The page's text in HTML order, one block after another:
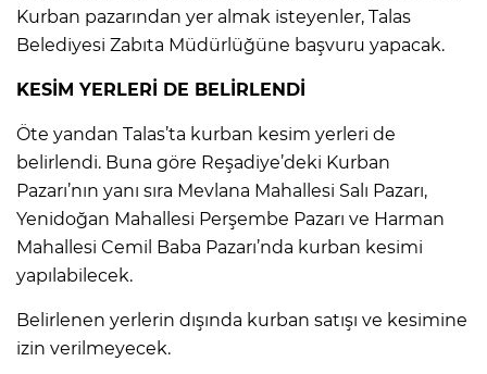
Kurban pazarından yer almak isteyenler, Talas
Belediyesi Zabıta Müdürlüğüne başvuru yapacak.
KESİM YERLERİ DE BELİRLENDİ
Öte yandan Talas’ta kurban kesim yerleri de
belirlendi. Buna göre Reşadiye’deki Kurban
Pazarı’nın yanı sıra Mevlana Mahallesi Salı Pazarı,
Yenidoğan Mahallesi Perşembe Pazarı ve Harman
Mahallesi Cemil Baba Pazarı’nda kurban kesimi
yapılabilecek.
Belirlenen yerlerin dışında kurban satışı ve kesimine
izin verilmeyecek.